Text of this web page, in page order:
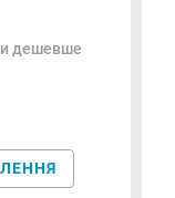
дешевше